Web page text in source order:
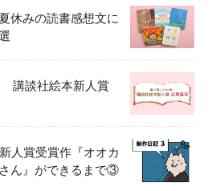
休みの読書感想文に
講談社絵本新人賞
人賞受賞作『オオカ
ん』ができるまで③